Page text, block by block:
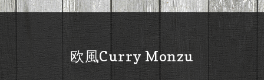
欧風Curry Monzu